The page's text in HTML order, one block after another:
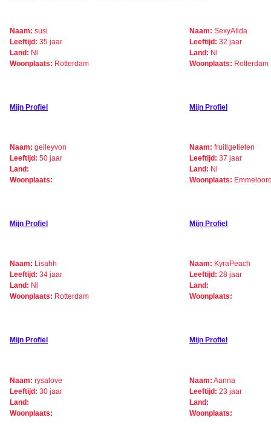
Naam: susi
Leeftijd: 35 jaar
Land: Nl
Woonplaats: Rotterdam
Mijn Profiel
Naam: SexyAlida
Leeftijd: 32 jaar
Land: Nl
Woonplaats: Rotterdam
Mijn Profiel
Naam: geileyvon
Leeftijd: 50 jaar
Land:
Woonplaats:
Mijn Profiel
Naam: fruitigetieten
Leeftijd: 37 jaar
Land: Nl
Woonplaats:
Mijn Profiel
Naam: Lisahh
Leeftijd: 34 jaar
Land: Nl
Woonplaats: Rotterdam
Mijn Profiel
Naam: KyraPeach
Leeftijd: 28 jaar
Land:
Woonplaats:
Mijn Profiel
Naam: rysalove
Leeftijd: 30 jaar
Land:
Woonplaats:
Naam: Aanna
Leeftijd: 23 jaar
Land:
Woonplaats: